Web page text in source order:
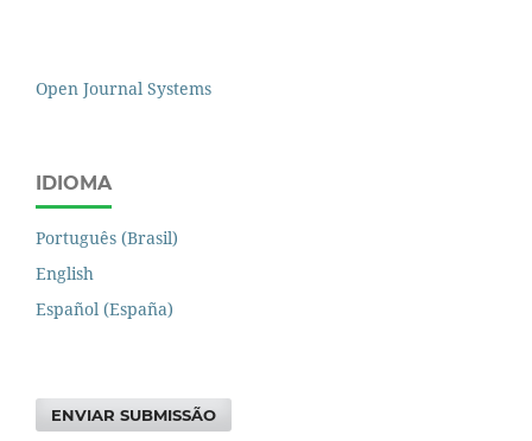
Open Journal Systems
IDIOMA
Português (Brasil)
English
Español (España)
ENVIAR SUBMISSÃO